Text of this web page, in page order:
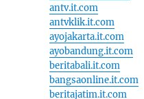
antv.it.com
antvklik.it.com
ayojakarta.it.com
ayobandung.it.com
beritabali.it.com
bangsaonline.it.com
beritajatim.it.com